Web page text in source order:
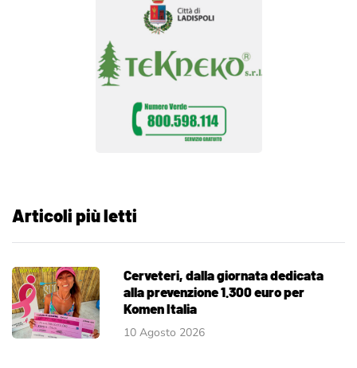
Articoli più letti
Cerveteri, dalla giornata dedicata
alla prevenzione 1.300 euro per
Komen Italia
10 Agosto 2026